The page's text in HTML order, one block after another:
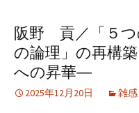
阪野 貢／「５
の論理」の再構
への昇華―
2025年12月20日 雑感